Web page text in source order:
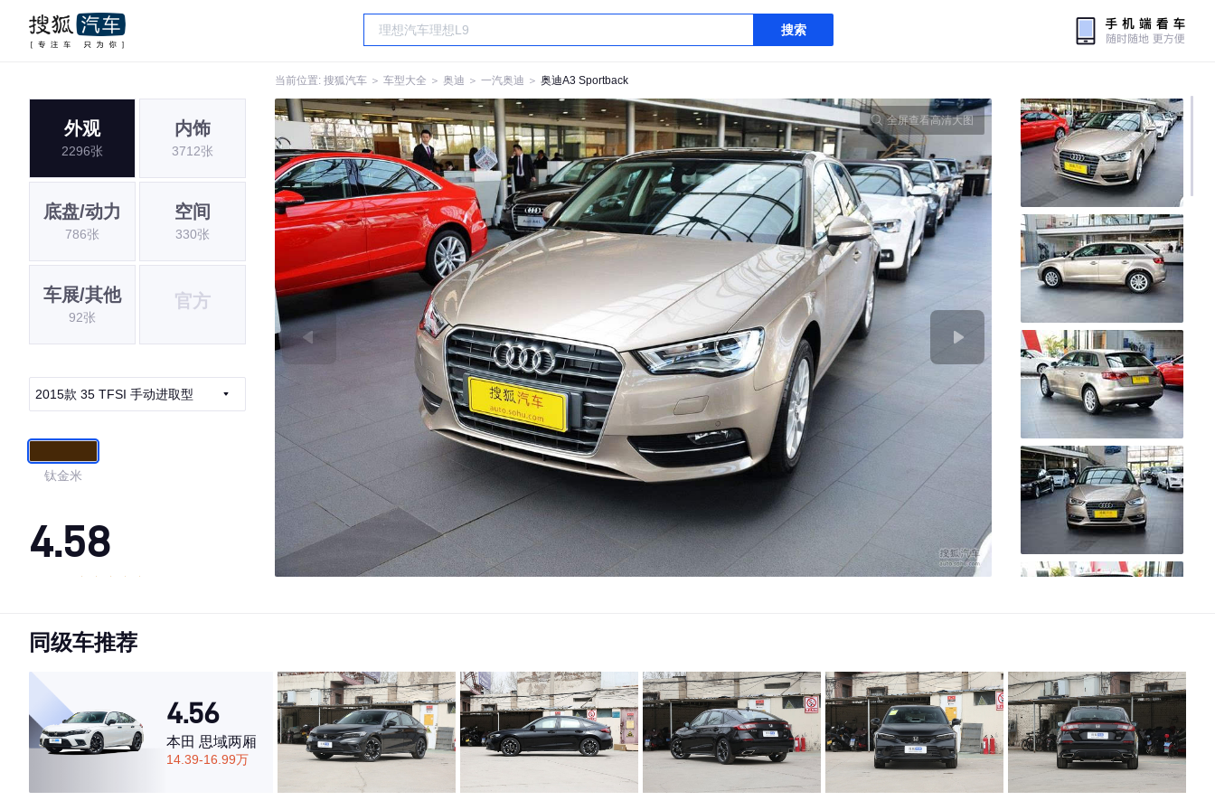
搜索
当前位置: 搜狐汽车 ＞ 车型大全 ＞ 奥迪 ＞ 一汽奥迪 ＞ 奥迪A3 Sportback
外观
2296张
内饰
3712张
底盘/动力
786张
空间
330张
车展/其他
92张
官方
2015款 35 TFSI 手动进取型
钛金米
4.58
·内饰表现较为优秀，优于75%同级车
·空间表现一般，低于80%同级车
全屏查看高清大图
同级车推荐
4.56
本田 思域两厢
14.39-16.99万